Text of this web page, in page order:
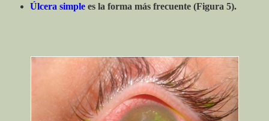
Úlcera simple es la forma más frecuente (Figura 5).